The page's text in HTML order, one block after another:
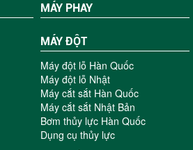
MÁY PHAY
MÁY ĐỘT
Máy đột lỗ Hàn Quốc
Máy đột lỗ Nhật
Máy cắt sắt Hàn Quốc
Máy cắt sắt Nhật Bản
Bơm thủy lực Hàn Quốc
Dụng cụ thủy lực